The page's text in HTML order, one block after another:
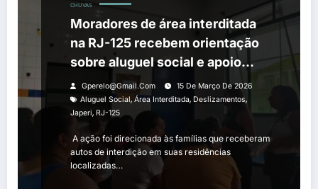
CHUVAS
Moradores de área interditada
na RJ-125 recebem orientação
sobre aluguel social e apoio
emergencial após
deslizamentos causados pelas
deslizamentos
Gperelo@gmail.com
15 De Março De 2026
Aluguel Social,Área Interditada, Deslizamentos,
Japeri, RJ-125
A ação foi direcionada às famílias que receberam
autos de interdição em suas residências
localizadas…